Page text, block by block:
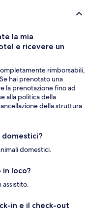
la mia
e ricevere un
rimborsabili,
hai prenotato una
la prenotazione fino ad
alla politica della
della struttura
domestici.
loco?
in e il check-out